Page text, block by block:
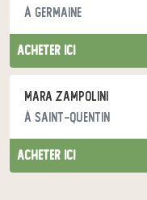
à Germaine
acheter ici
mara zampolini
à Saint-Quentin
acheter ici